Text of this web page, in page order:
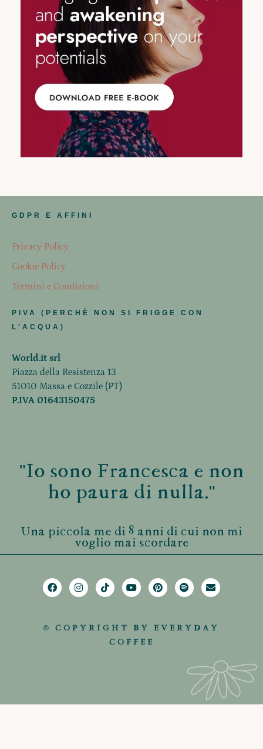
GDPR E AFFINI
Privacy Policy
Cookie Policy
Termini e Condizioni
PIVA (PERCHÈ NON SI FRIGGE CON
L'ACQUA)
World.it srl
Piazza della Resistenza 13
51010 Massa e Cozzile (PT)
P.IVA 01643150475
"Io sono Francesca e non
ho paura di nulla."
Una piccola me di 8 anni di cui non mi
voglio mai scordare
© COPYRIGHT BY EVERYDAY
COFFEE